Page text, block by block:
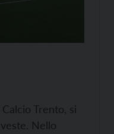
Calcio Trento, si
Nello